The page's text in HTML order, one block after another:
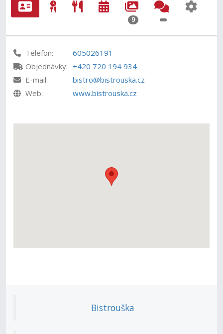
9
Telefon:
605026191
Objednávky: +420 720 194 934
E-mail:
bistro@bistrouska.cz
Web:
www.bistrouska.cz
Bistrouška